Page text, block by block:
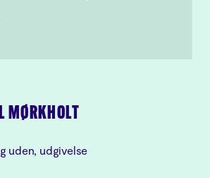
MØRKHOLT
uden, udgivelse